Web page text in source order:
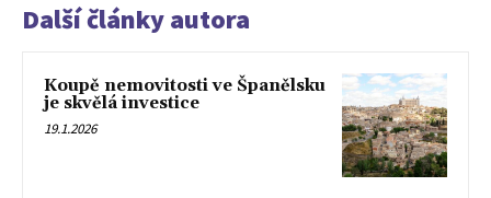
Další články autora
Koupě nemovitosti ve Španělsku
je skvělá investice
19.1.2026